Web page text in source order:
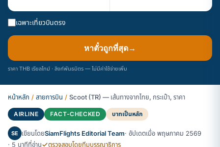
เฉพาะเที่ยวบินตรง
หาตั๋วถูกที่สุด→
ราคา THB เรียลไทม์ · ลิงก์พันธมิตร — ไม่มีค่าใช้จ่ายเพิ่ม
หน้าหลัก / สายการบิน / Scoot (TR) — เส้นทางจากไทย, กระเป๋า, ราคา
AIRLINE FACT-CHECKED บาทเป็นหลัก
SE เขียนโดยSiamFlights Editorial Team· อัปเดตเมื่อ พฤษภาคม 2569
· 5 นาทีที่อ่าน
ตรวจสอบโดยทีมบรรณาธิการ